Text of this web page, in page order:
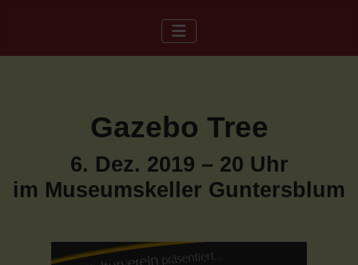
Gazebo Tree
6. Dez. 2019 – 20 Uhr
im Museumskeller Guntersblum